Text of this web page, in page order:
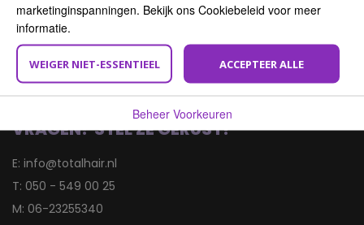
Total Hair Service BV
Wasaweg 11
9723 JD Groningen
VRAGEN? STEL ZE GERUST!
E: info@totalhair.nl
T: 050 - 549 00 25
M: 06-23255340
marketinginspanningen. Bekijk ons Cookiebeleid voor meer
informatie.
WEIGER NIET-ESSENTIEEL ACCEPTEER ALLE
Beheer Voorkeuren